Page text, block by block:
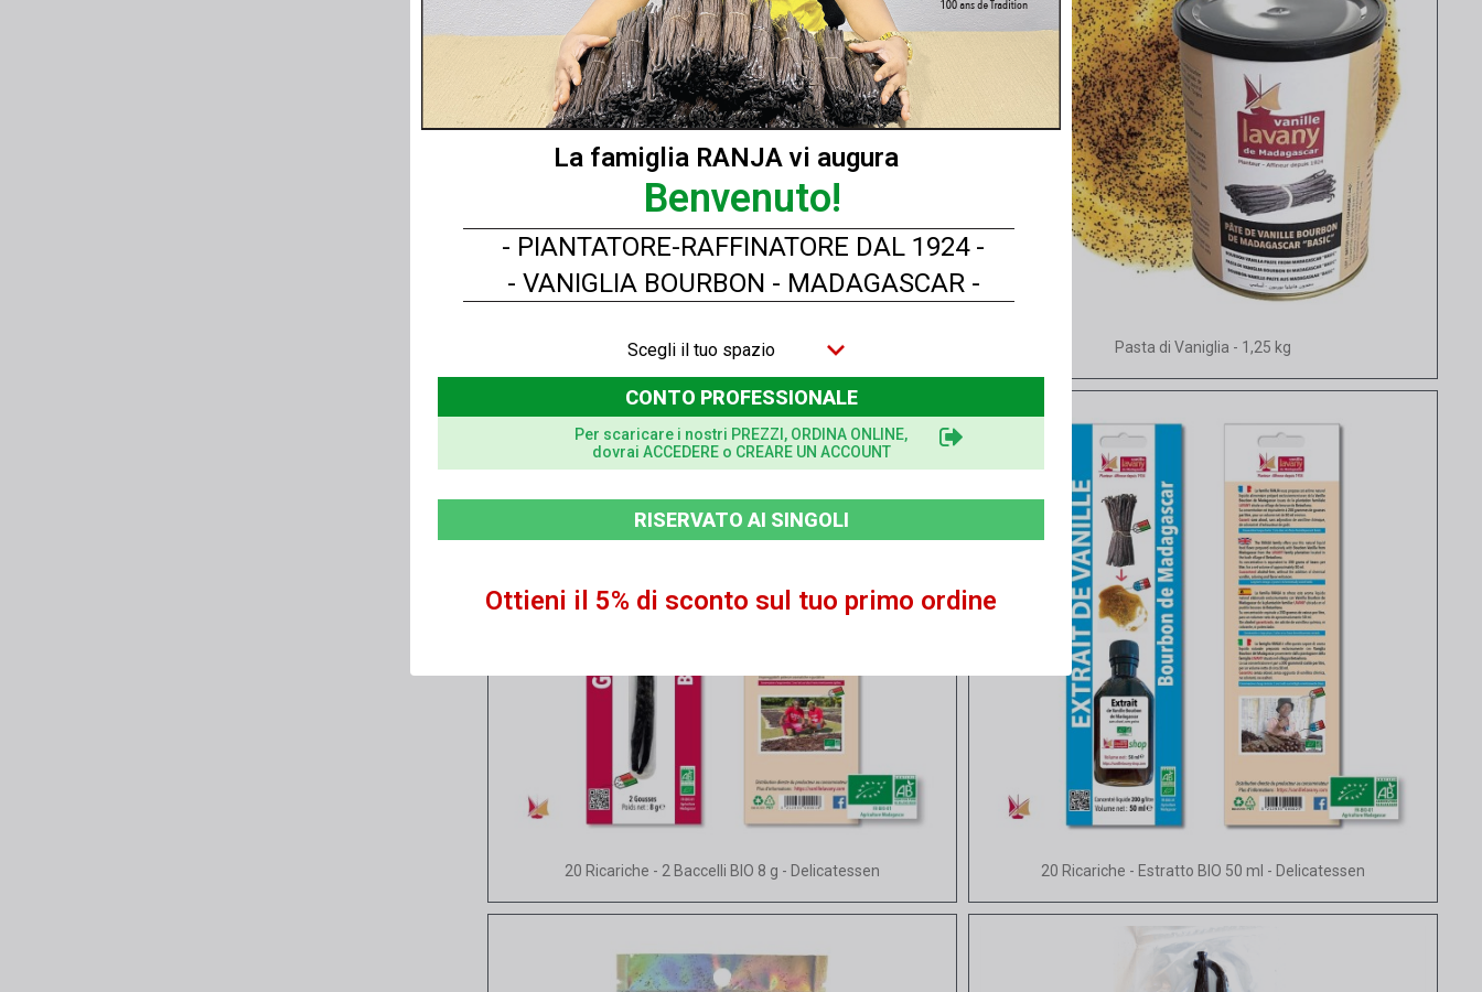
Vista rapida
Pasta di Vaniglia - 125 g Vista rapida
Pasta di Vaniglia - 1,25 kg
Vista rapida
20 Ricariche - 2 Baccelli BIO 8 g - Delicatessen Vista rapida
20 Ricariche - Estratto BIO 50 ml - Delicatessen
La famiglia RANJA vi augura
Benvenuto!
- VANIGLIA BOURBON - MADAGASCAR -
- PIANTATORE-RAFFINATORE DAL 1924 -
Scegli il tuo spazio
CONTO PROFESSIONALE
RISERVATO AI SINGOLI
Per scaricare i nostri PREZZI, ORDINA ONLINE,
dovrai ACCEDERE o CREARE UN ACCOUNT
Ottieni il 5% di sconto sul tuo primo ordine